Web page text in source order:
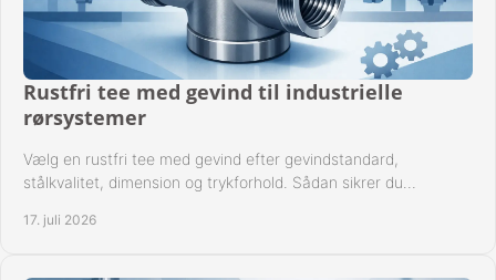
Rustfri tee med gevind til industrielle
rørsystemer
Vælg en rustfri tee med gevind efter gevindstandard,
stålkvalitet, dimension og trykforhold. Sådan sikrer du
17. juli 2026